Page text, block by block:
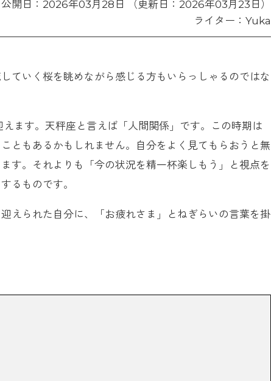
公開日：2026年03月28日 （更新日：2026年03月23日）
ライター：Yuka
ていく桜を眺めながら感じる方もいらっしゃるのではな
ます。天秤座と言えば「人間関係」です。この時期は
ともあるかもしれません。自分をよく見てもらおうと無
す。それよりも「今の状況を精一杯楽しもう」と視点を
るものです。
えられた自分に、「お疲れさま」とねぎらいの言葉を掛